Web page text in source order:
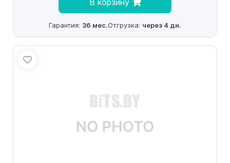
В корзину
Гарантия: 36 мес.Отгрузка: через 4 дн.